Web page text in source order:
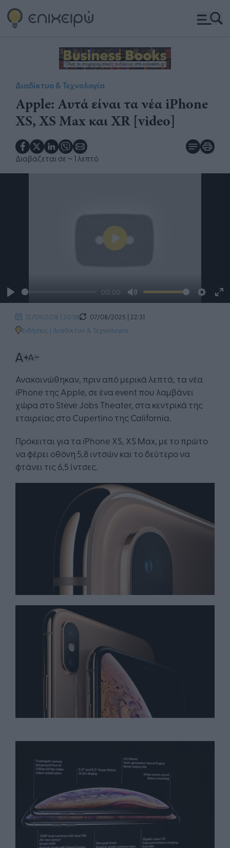
Διαδίκτυο & Τεχνολογία
Apple: Αυτά είναι τα νέα iPhone
XS, XS Max και XR [video]
Διαβάζεται σε ~ 1 λεπτό
Play
00:00
Mute
Play
12/09/2018 | 20:58
07/08/2025 | 22:31
Ειδήσεις | Διαδίκτυο & Τεχνολογία
Ανακοινώθηκαν, πριν από μερικά λεπτά, τα νέα
iPhone της Apple, σε ένα event που λαμβάνει
χώρα στο Steve Jobs Theater, στα κεντρικά της
εταιρείας στο Cupertino της California.
Πρόκειται για τα iPhone XS, XS Max, με το πρώτο
να φέρει οθόνη 5,8 ιντσών και το δεύτερο να
φτάνει τις 6,5 ίντσες.